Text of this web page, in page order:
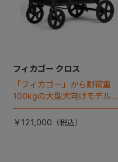
フィカゴー クロス
「フィカゴー」から耐荷重
100kgの大型犬向けモデルが
登場。
￥121,000